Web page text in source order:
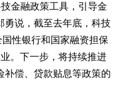
金融政策工具，引导金
勇说，截至去年底，科技
性银行和国家融资担保
。下一步，将持续推进
补偿、贷款贴息等政策的